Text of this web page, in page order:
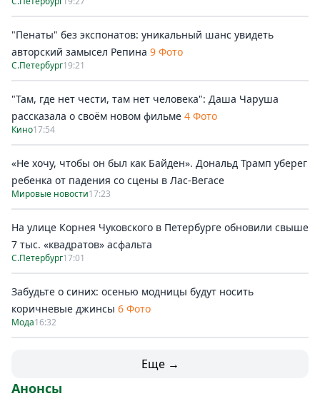
"Пенаты" без экспонатов: уникальный шанс увидеть
авторский замысел Репина 9 Фото
С.Петербург19:21
"Там, где нет чести, там нет человека": Даша Чаруша
рассказала о своём новом фильме 4 Фото
Кино17:54
«Не хочу, чтобы он был как Байден». Дональд Трамп уберег
ребенка от падения со сцены в Лас-Вегасе
Мировые новости17:23
На улице Корнея Чуковского в Петербурге обновили свыше
7 тыс. «квадратов» асфальта
С.Петербург17:01
Забудьте о синих: осенью модницы будут носить
коричневые джинсы 6 Фото
Мода16:32
Еще →
Анонсы